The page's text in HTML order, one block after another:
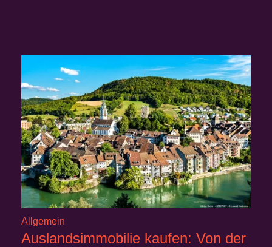
Allgemein
Auslandsimmobilie kaufen: Von der